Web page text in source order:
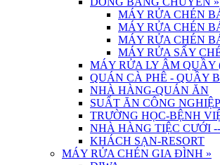
MÁY RỬA CHÉN
MÁY RỬA CHÉN
MÁY RỬA CHÉN
MÁY RỬA SẤY
MÁY RỬA LY ÂM QUẦY
QUÁN CÀ PHÊ - QUẦY
NHÀ HÀNG-QUÁN ĂN
SUẤT ĂN CÔNG
TRƯỜNG HỌC-BỆNH
NHÀ HÀNG TIỆC CƯỚI
KHÁCH SẠN-RESORT
MÁY RỬA CHÉN GIA ĐÌNH »